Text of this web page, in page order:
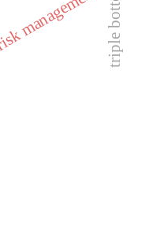
risk management